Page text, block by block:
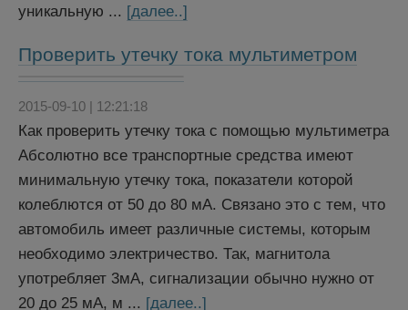
уникальную ... [далее..]
Проверить утечку тока мультиметром
2015-09-10 | 12:21:18
Как проверить утечку тока с помощью мультиметра
Абсолютно все транспортные средства имеют
минимальную утечку тока, показатели которой
колеблются от 50 до 80 мА. Связано это с тем, что
автомобиль имеет различные системы, которым
необходимо электричество. Так, магнитола
употребляет 3мА, сигнализации обычно нужно от
20 до 25 мА, м ... [далее..]